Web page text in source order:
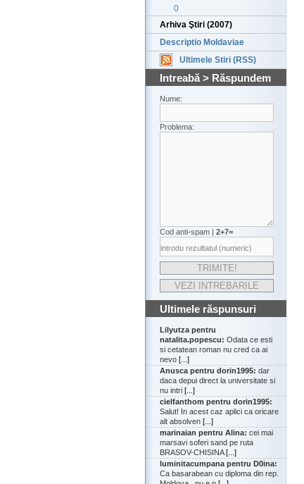
0
Arhiva Ştiri (2007)
Descriptio Moldaviae
Ultimele Stiri (RSS)
Intreabă > Răspundem
Nume:
Problema:
Cod anti-spam | 2+7=
Ultimele răspunsuri
Lilyutza pentru
natalita.popescu: Odata ce esti
si cetatean roman nu cred ca ai
nevo [...]
Anusca pentru dorin1995: dar
daca depui direct la universitate si
nu intri [...]
cielfanthom pentru dorin1995:
Salut! In acest caz aplici ca oricare
alt absolven [...]
marinaian pentru Alina: cei mai
marsavi soferi sand pe ruta
BRASOV-CHISINA[...]
luminitacumpana pentru D0ina:
Ca basarabean cu diploma din rep.